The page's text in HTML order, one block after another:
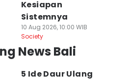
Kesiapan
Sistemnya
10 Aug 2026, 10:00 WIB
Society
News Bali
5 Ide Daur Ulang